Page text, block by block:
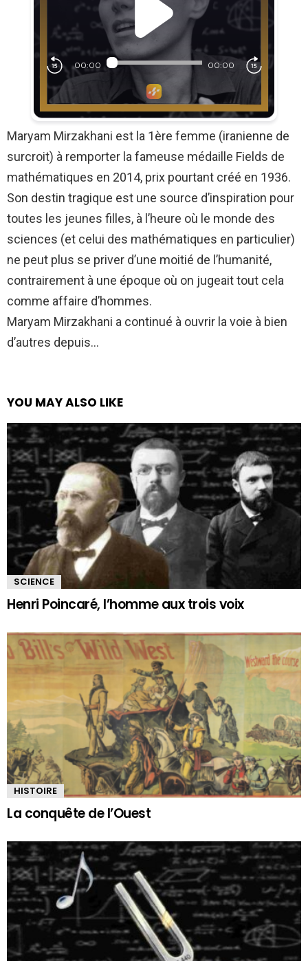
Maryam Mirzakhani est la 1ère femme (iranienne de
surcroit) à remporter la fameuse médaille Fields de
mathématiques en 2014, prix pourtant créé en 1936.
Son destin tragique est une source d’inspiration pour
toutes les jeunes filles, à l’heure où le monde des
sciences (et celui des mathématiques en particulier)
ne peut plus se priver d’une moitié de l’humanité,
contrairement à une époque où on jugeait tout cela
comme affaire d’hommes.
Maryam Mirzakhani a continué à ouvrir la voie à bien
d’autres depuis…
YOU MAY ALSO LIKE
SCIENCE
Henri Poincaré, l’homme aux trois voix
HISTOIRE
La conquête de l’Ouest